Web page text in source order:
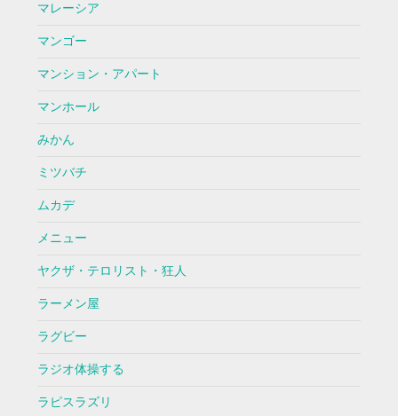
マレーシア
マンゴー
マンション・アパート
マンホール
みかん
ミツバチ
ムカデ
メニュー
ヤクザ・テロリスト・狂人
ラーメン屋
ラグビー
ラジオ体操する
ラピスラズリ